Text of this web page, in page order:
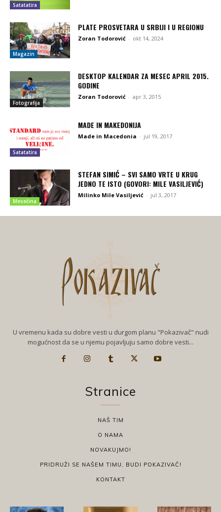
Satatatira
Magazin
PLATE PROSVETARA U SRBIJI I U REGIONU
Zoran Todorović - okt 14, 2024
Fotografija
DESKTOP KALENDAR ZA MESEC APRIL 2015.
GODINE
Zoran Todorović - apr 3, 2015
Satatatira
MADE IN MAKEDONIJA
Made in Macedonia - jul 19, 2017
Mesečina
STEFAN SIMIĆ – SVI SAMO VRTE U KRUG
JEDNO TE ISTO (GOVORI: MILE VASILJEVIĆ)
Milinko Mile Vasiljević - jul 3, 2017
U vremenu kada su dobre vesti u durgom planu "Pokazivač" nudi
mogućnost da se u njemu pojavljuju samo dobre vesti...
Stranice
NAŠ TIM
O NAMA
NOVAKUJMO!
PRIDRUŽI SE NAŠEM TIMU, BUDI POKAZIVAČ!
KONTAKT